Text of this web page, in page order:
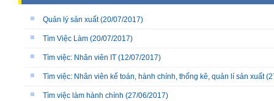
Quản lý sản xuất(20/07/2017)
Tìm Việc Làm (20/07/2017)
Tìm việc: Nhân viên IT (12/07/2017)
Tìm việc: Nhân viên kế toán, hành chính, thống kê, quản lí sản xuất
Tìm việc làm hành chính (27/06/2017)